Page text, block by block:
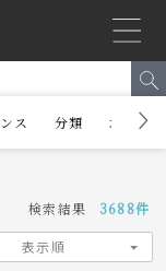
ス 分類 地域
検索結果
3688件
表示順